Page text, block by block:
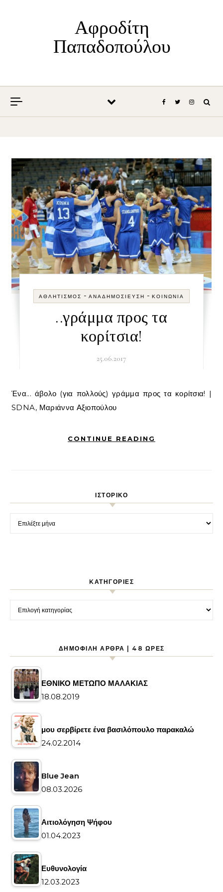
Αφροδίτη
Παπαδοπούλου
ΑΘΛΗΤΙΣΜΌΣ - ΑΝΑΔΗΜΟΣΊΕΥΣΗ - ΚΟΙΝΩΝΊΑ
..γράμμα προς τα
κορίτσια!
25.06.2017
Ένα... άβολο (για πολλούς) γράμμα προς τα κορίτσια! |
SDNA, Μαριάννα Αξιοπούλου
CONTINUE READING
ΙΣΤΟΡΙΚΌ
Ιστορικό
KΑΤΗΓΟΡΊΕΣ
Kατηγορίες
ΔΗΜΟΦΙΛΉ ΆΡΘΡΑ | 48 ΏΡΕΣ
ΕΘΝΙΚΟ ΜΕΤΩΠΟ ΜΑΛΑΚΙΑΣ
18.08.2019
μου σερβίρετε ένα βασιλόπουλο παρακαλώ
24.02.2014
Blue Jean
08.03.2026
Αιτιολόγηση Ψήφου
01.04.2023
Ευθυνολογία
12.03.2023